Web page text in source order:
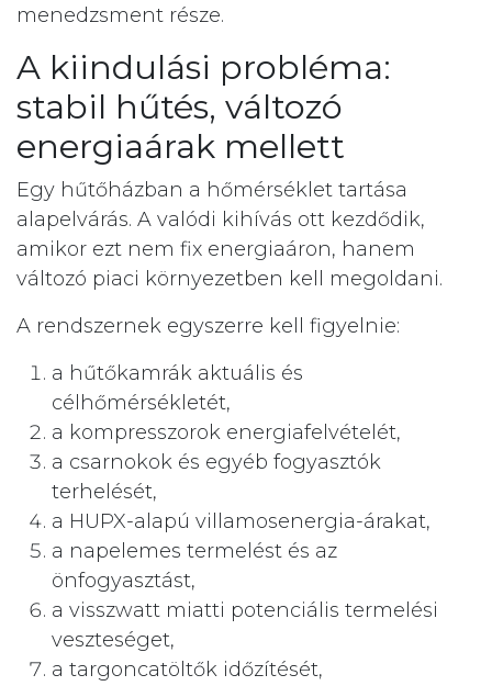
menedzsment része.
A kiindulási probléma:
stabil hűtés, változó
energiaárak mellett
Egy hűtőházban a hőmérséklet tartása
alapelvárás. A valódi kihívás ott kezdődik,
amikor ezt nem fix energiaáron, hanem
változó piaci környezetben kell megoldani.
A rendszernek egyszerre kell figyelnie:
a hűtőkamrák aktuális és
célhőmérsékletét,
a kompresszorok energiafelvételét,
a csarnokok és egyéb fogyasztók
terhelését,
a HUPX-alapú villamosenergia-árakat,
a napelemes termelést és az
önfogyasztást,
a visszwatt miatti potenciális termelési
veszteséget,
a targoncatöltők időzítését,